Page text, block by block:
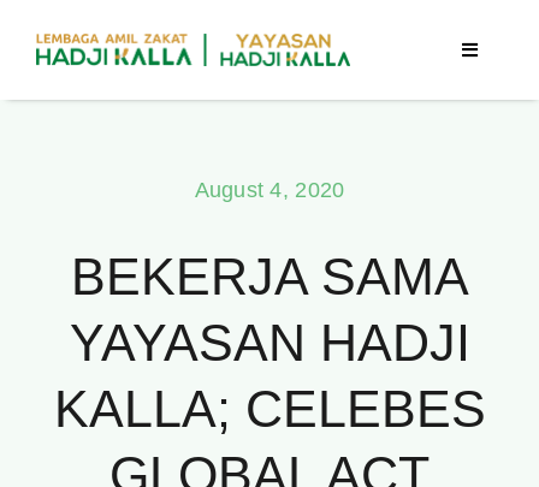
content
Toggle
Program
August 4, 2020
BEKERJA SAMA
YAYASAN HADJI
KALLA; CELEBES
GLOBAL ACT